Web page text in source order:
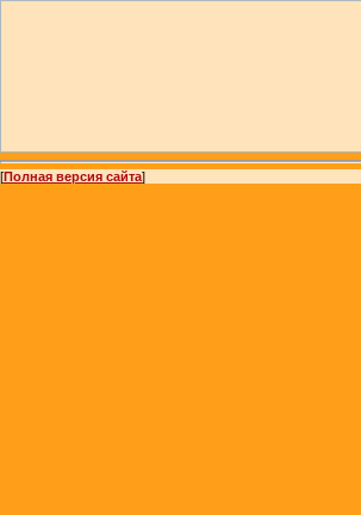
[Полная версия сайта]